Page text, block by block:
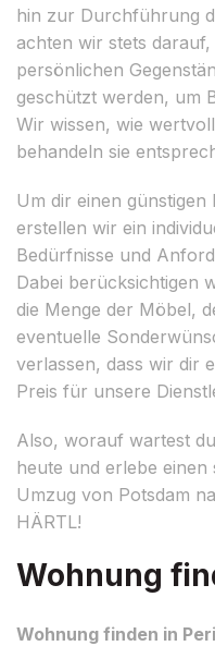
hin zur Durchführung
achten wir stets
persönlichen
geschützt werden, um
Wir wissen, wie
behandeln sie
Um dir einen
erstellen wir ein
Bedürfnisse und
Dabei berücksichtigen
die Menge der Möbel,
eventuelle
verlassen, dass wir dir
Preis für unsere
Also, worauf wartest
heute und erlebe
Umzug von Potsdam
HÄRTL!
Wohnung
Wohnung finden in